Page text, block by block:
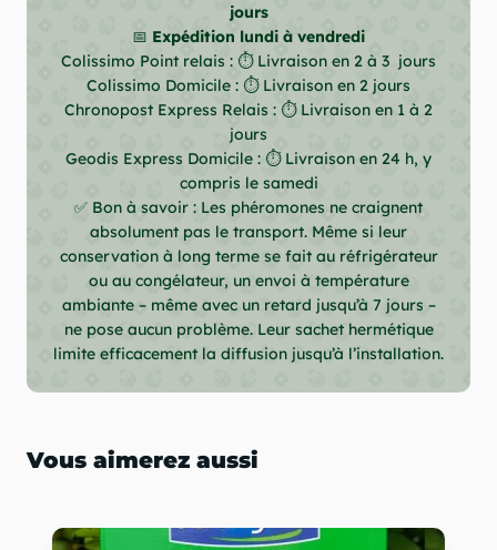
jours
📅 Expédition lundi à vendredi
Colissimo Point relais : ⏱ Livraison en 2 à 3 jours
Colissimo Domicile : ⏱ Livraison en 2 jours
Chronopost Express Relais : ⏱ Livraison en 1 à 2
jours
Geodis Express Domicile : ⏱ Livraison en 24 h, y
compris le samedi
✅ Bon à savoir : Les phéromones ne craignent
absolument pas le transport. Même si leur
conservation à long terme se fait au réfrigérateur
ou au congélateur, un envoi à température
ambiante – même avec un retard jusqu’à 7 jours –
ne pose aucun problème. Leur sachet hermétique
limite efficacement la diffusion jusqu’à l’installation.
Vous aimerez aussi